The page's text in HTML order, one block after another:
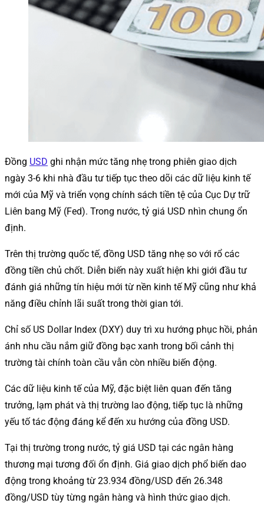
Đồng USD ghi nhận mức tăng nhẹ trong phiên giao dịch
ngày 3-6 khi nhà đầu tư tiếp tục theo dõi các dữ liệu kinh tế
mới của Mỹ và triển vọng chính sách tiền tệ của Cục Dự trữ
Liên bang Mỹ (Fed). Trong nước, tỷ giá USD nhìn chung ổn
định.
Trên thị trường quốc tế, đồng USD tăng nhẹ so với rổ các
đồng tiền chủ chốt. Diễn biến này xuất hiện khi giới đầu tư
đánh giá những tín hiệu mới từ nền kinh tế Mỹ cũng như khả
năng điều chỉnh lãi suất trong thời gian tới.
Chỉ số US Dollar Index (DXY) duy trì xu hướng phục hồi, phản
ánh nhu cầu nắm giữ đồng bạc xanh trong bối cảnh thị
trường tài chính toàn cầu vẫn còn nhiều biến động.
Các dữ liệu kinh tế của Mỹ, đặc biệt liên quan đến tăng
trưởng, lạm phát và thị trường lao động, tiếp tục là những
yếu tố tác động đáng kể đến xu hướng của đồng USD.
Tại thị trường trong nước, tỷ giá USD tại các ngân hàng
thương mại tương đối ổn định. Giá giao dịch phổ biến dao
động trong khoảng từ 23.934 đồng/USD đến 26.348
đồng/USD tùy từng ngân hàng và hình thức giao dịch.